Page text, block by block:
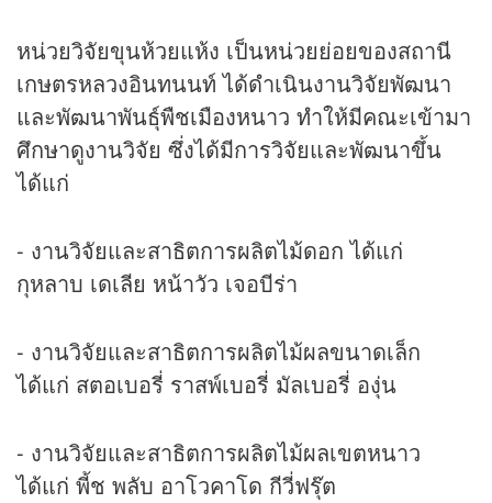
หน่วยวิจัยขุนห้วยแห้ง เป็นหน่วยย่อยของสถานี
เกษตรหลวงอินทนนท์ ได้ดำเนินงานวิจัยพัฒนา
และพัฒนาพันธุ์พืชเมืองหนาว ทำให้มีคณะเข้ามา
ศึกษาดูงานวิจัย ซึ่งได้มีการวิจัยและพัฒนาขึ้น
ได้แก่
- งานวิจัยและสาธิตการผลิตไม้ดอก ได้แก่
กุหลาบ เดเลีย หน้าวัว เจอบีร่า
- งานวิจัยและสาธิตการผลิตไม้ผลขนาดเล็ก
ได้แก่ สตอเบอรี่ ราสพ์เบอรี่ มัลเบอรี่ องุ่น
- งานวิจัยและสาธิตการผลิตไม้ผลเขตหนาว
ได้แก่ พี้ช พลับ อาโวคาโด กีวี่ฟรุ๊ต